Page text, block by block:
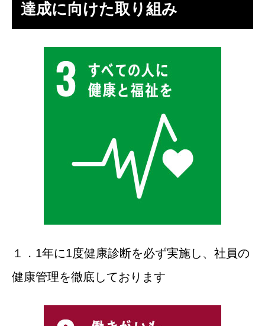
達成に向けた取り組み
１．1年に1度健康診断を必ず実施し、社員の
健康管理を徹底しております